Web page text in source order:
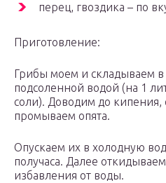
перец, гвоздика – по
Приготовление:
Грибы моем и складываем
подсоленной водой (на 1
соли). Доводим до кипения,
промываем опята.
Опускаем их в холодную
получаса. Далее
избавления от воды.